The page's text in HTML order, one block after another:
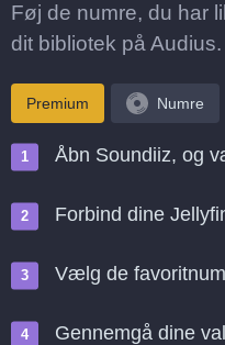
Føj de numre, du har
dit bibliotek på Audius.
Premium Numre
Åbn Soundiiz, og
Forbind dine
Vælg de
Gennemgå dine